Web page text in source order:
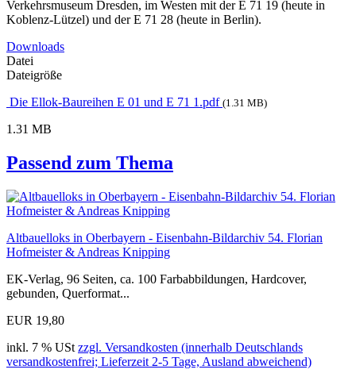
Verkehrsmuseum Dresden, im Westen mit der E 71 19 (heute in
Koblenz-Lützel) und der E 71 28 (heute in Berlin).
Downloads
Datei
Dateigröße
Die Ellok-Baureihen E 01 und E 71 1.pdf (1.31 MB)
1.31 MB
Passend zum Thema
Altbauelloks in Oberbayern - Eisenbahn-Bildarchiv 54. Florian
Hofmeister & Andreas Knipping
EK-Verlag, 96 Seiten, ca. 100 Farbabbildungen, Hardcover,
gebunden, Querformat...
EUR 19,80
inkl. 7 % USt zzgl. Versandkosten (innerhalb Deutschlands
versandkostenfrei; Lieferzeit 2-5 Tage, Ausland abweichend)